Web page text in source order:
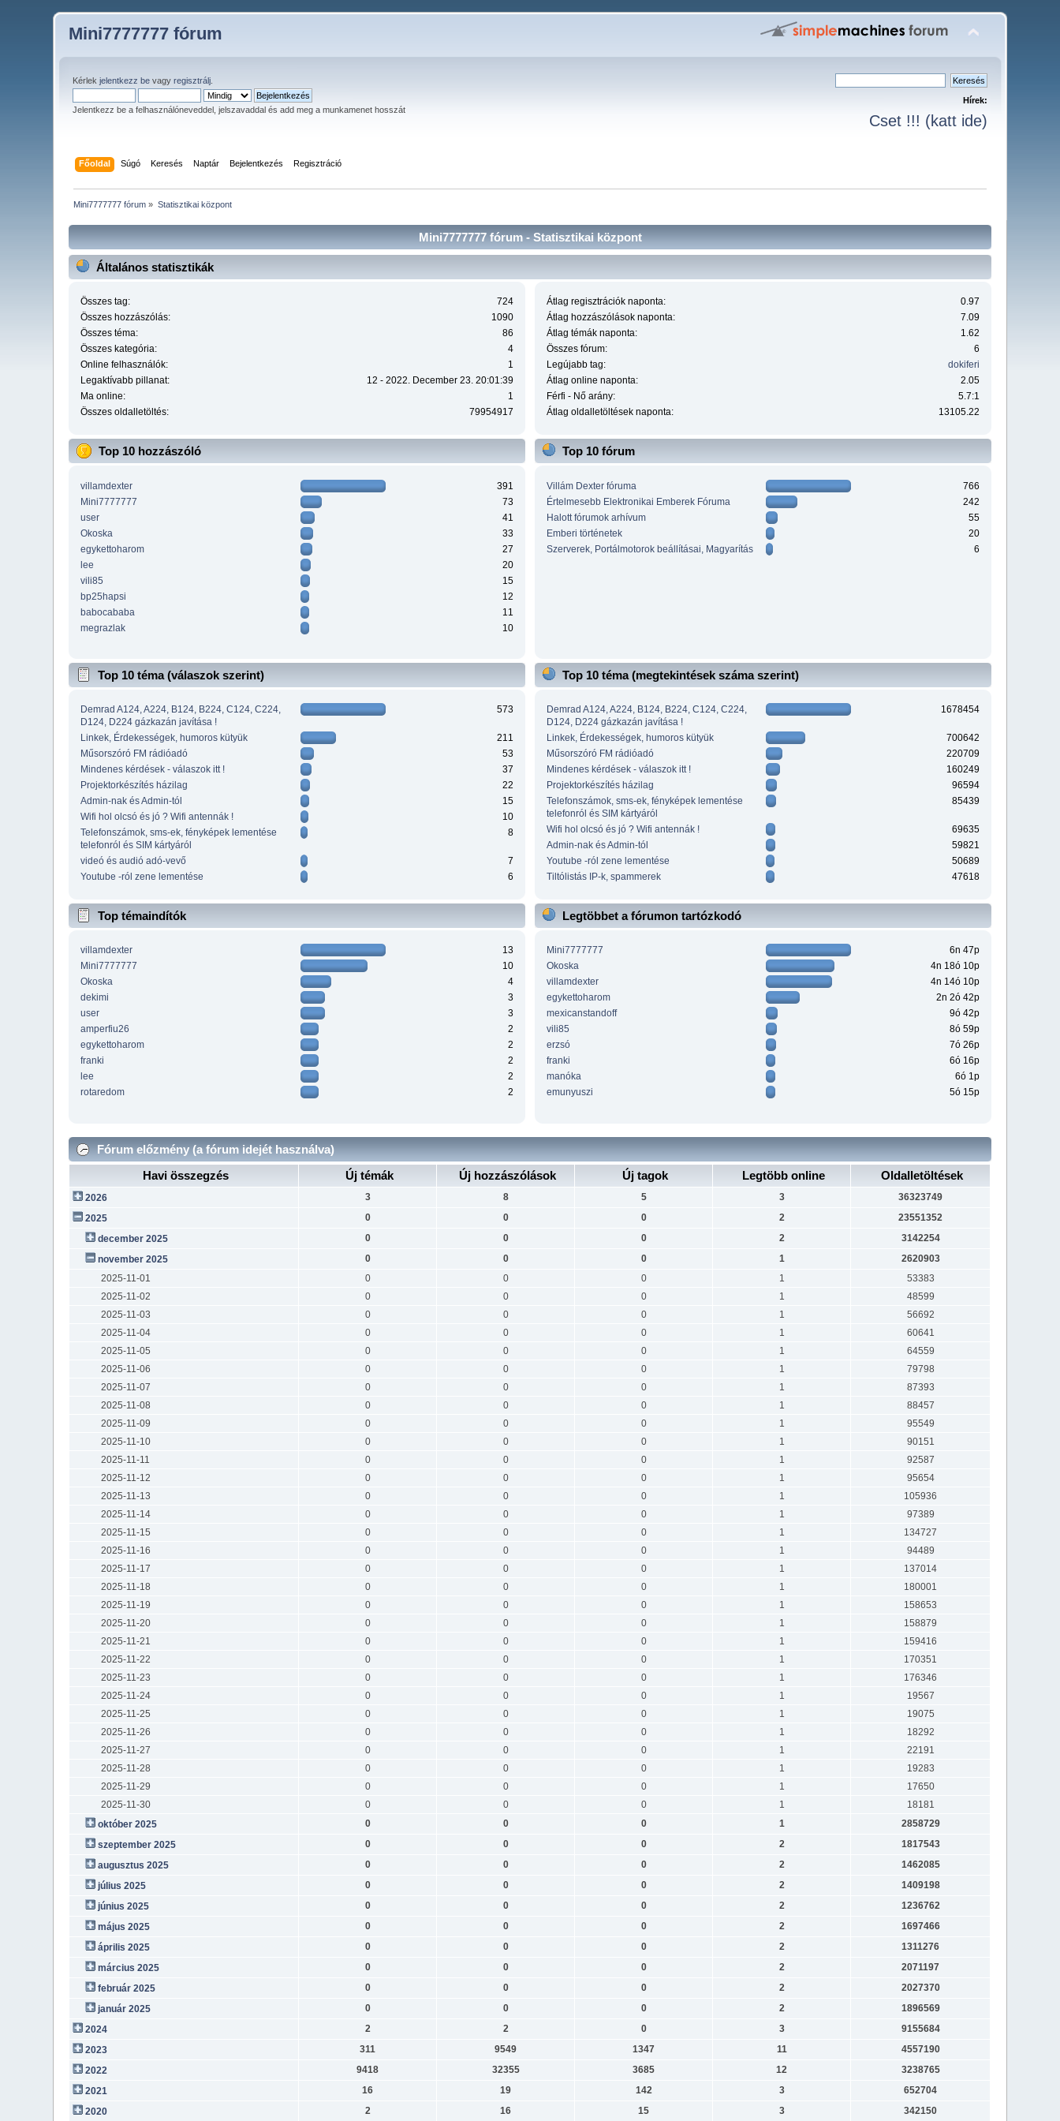
Mini7777777 fórum
Kérlekjelentkezz be vagyregisztrálj
Jelentkezz be a felhasználóneveddel, jelszavaddal és add meg a munkamenet hosszát
Hírek:
Cset !!! (katt ide)
Főoldal Súgó Keresés Naptár Bejelentkezés Regisztráció
Mini7777777 fórum » Statisztikai központ
Mini7777777 fórum - Statisztikai központ
Általános statisztikák
Összes tag:
724
Összes hozzászólás:
1090
Összes téma:
86
Összes kategória:
4
Online felhasználók:
1
Legaktívabb pillanat:
12 - 2022. December 23. 20:01:39
Ma online:
1
Összes oldalletöltés:
79954917
Átlag regisztrációk naponta:
0.97
Átlag hozzászólások naponta:
7.09
Átlag témák naponta:
1.62
Összes fórum:
6
Legújabb tag:
dokiferi
Átlag online naponta:
2.05
Férfi - Nő arány:
5.7:1
Átlag oldalletöltések naponta:
13105.22
Top 10 hozzászóló
villamdexter
391
Mini7777777
73
user
41
Okoska
33
egykettoharom
27
lee
20
vili85
15
bp25hapsi
12
babocababa
11
megrazlak
10
Top 10 fórum
Villám Dexter fóruma
766
Értelmesebb Elektronikai Emberek Fóruma
242
Halott fórumok arhívum
55
Emberi történetek
20
Szerverek, Portálmotorok beállításai, Magyarítás
6
Top 10 téma (válaszok szerint)
Demrad A124, A224, B124, B224, C124, C224,
D124, D224 gázkazán javítása !
573
Linkek, Érdekességek, humoros kütyük
211
Műsorszóró FM rádióadó
53
Mindenes kérdések - válaszok itt !
37
Projektorkészítés házilag
22
Admin-nak és Admin-tól
15
Wifi hol olcsó és jó ? Wifi antennák !
10
Telefonszámok, sms-ek, fényképek lementése
telefonról és SIM kártyáról
8
videó és audió adó-vevő
7
Youtube -ról zene lementése
6
Top 10 téma (megtekintések száma szerint)
Demrad A124, A224, B124, B224, C124, C224,
D124, D224 gázkazán javítása !
1678454
Linkek, Érdekességek, humoros kütyük
700642
Műsorszóró FM rádióadó
220709
Mindenes kérdések - válaszok itt !
160249
Projektorkészítés házilag
96594
Telefonszámok, sms-ek, fényképek lementése
telefonról és SIM kártyáról
85439
Wifi hol olcsó és jó ? Wifi antennák !
69635
Admin-nak és Admin-tól
59821
Youtube -ról zene lementése
50689
Tiltólistás IP-k, spammerek
47618
Top témaindítók
villamdexter
13
Mini7777777
10
Okoska
4
dekimi
3
user
3
amperfiu26
2
egykettoharom
2
franki
2
lee
2
rotaredom
2
Legtöbbet a fórumon tartózkodó
Mini7777777
6n 47p
Okoska
4n 18ó 10p
villamdexter
4n 14ó 10p
egykettoharom
2n 2ó 42p
mexicanstandoff
9ó 42p
vili85
8ó 59p
erzsó
7ó 26p
franki
6ó 16p
manóka
6ó 1p
emunyuszi
5ó 15p
Fórum előzmény (a fórum idejét használva)
Havi összegzés
Új témák Új hozzászólások Új tagok Legtöbb online Oldalletöltések
2026 3 8 5 3
36323749
2025
0 0 0 2
23551352
december 2025
0 0 0 2
3142254
november 2025
0 0 0 1
2620903
2025-11-01
0 0 0 1
53383
2025-11-02
0 0 0 1
48599
2025-11-03
0 0 0 1
56692
2025-11-04
0 0 0 1
60641
2025-11-05
0 0 0 1
64559
2025-11-06
0 0 0 1
79798
2025-11-07
0 0 0 1
87393
2025-11-08
0 0 0 1
88457
2025-11-09
0 0 0 1
95549
2025-11-10
0 0 0 1
90151
2025-11-11
0 0 0 1
92587
2025-11-12
0 0 0 1
95654
2025-11-13
0 0 0 1
105936
2025-11-14
0 0 0 1
97389
2025-11-15
0 0 0 1
134727
2025-11-16
0 0 0 1
94489
2025-11-17
0 0 0 1
137014
2025-11-18
0 0 0 1
180001
2025-11-19
0 0 0 1
158653
2025-11-20
0 0 0 1
158879
2025-11-21
0 0 0 1
159416
2025-11-22
0 0 0 1
170351
2025-11-23
0 0 0 1
176346
2025-11-24
0 0 0 1
19567
2025-11-25
0 0 0 1
19075
2025-11-26
0 0 0 1
18292
2025-11-27
0 0 0 1
22191
2025-11-28
0 0 0 1
19283
2025-11-29
0 0 0 1
17650
2025-11-30
0 0 0 1
18181
október 2025
0 0 0 1
2858729
szeptember 2025
0 0 0 2
1817543
augusztus 2025
0 0 0 2
1462085
július 2025
0 0 0 2
1409198
június 2025
0 0 0 2
1236762
május 2025
0 0 0 2
1697466
április 2025
0 0 0 2
1311276
március 2025
0 0 0 2
2071197
február 2025
0 0 0 2
2027370
január 2025
0 0 0 2
1896569
2024
2 2 0 3
9155684
2023
311 9549 1347 11
4557190
2022
9418 32355 3685 12
3238765
2021
16 19 142 3
652704
2020
2 16 15 3 342150